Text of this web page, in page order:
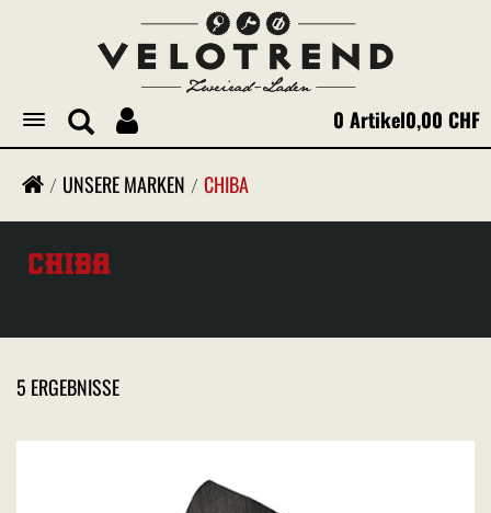
Toggle
navigation
0 Artikel0,00 CHF
CHIBA
UNSERE MARKEN CHIBA
5 ERGEBNISSE